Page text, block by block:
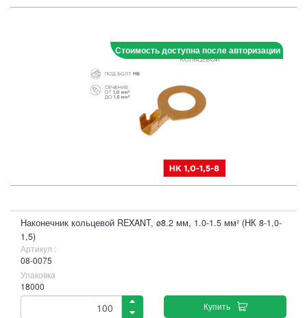
Стоимость доступна после авторизации
Наконечник кольцевой REXANT, ø8.2 мм, 1.0-1.5 мм² (НК 8-1,0-
1,5)
Артикул :
08-0075
Упаковка
18000
Купить